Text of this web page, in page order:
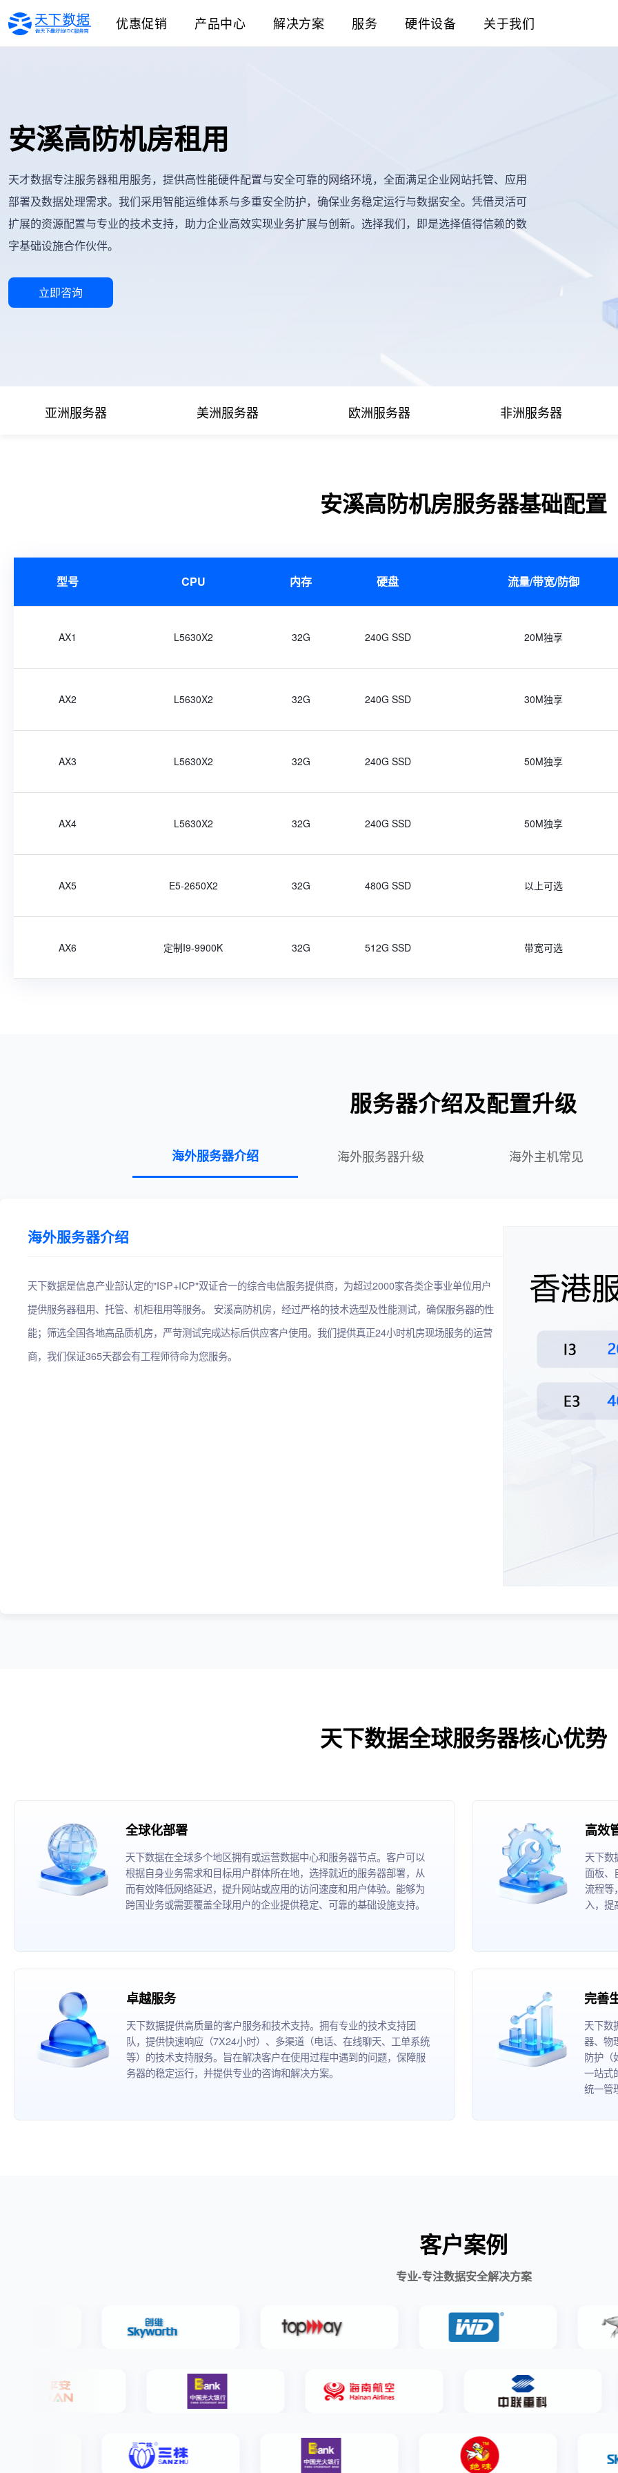
优惠促销 产品中心 解决方案 服务 硬件设备 关于我们
安溪高防机房租用
天才数据专注服务器租用服务，提供高性能硬件配置与安全可靠的网络环境，全面满足企业网站托管、应用
部署及数据处理需求。我们采用智能运维体系与多重安全防护，确保业务稳定运行与数据安全。凭借灵活可
扩展的资源配置与专业的技术支持，助力企业高效实现业务扩展与创新。选择我们，即是选择值得信赖的数
字基础设施合作伙伴。
立即咨询
亚洲服务器 美洲服务器 欧洲服务器 非洲服务器
安溪高防机房服务器基础配置
型号 CPU 内存 硬盘 流量/带宽/防御
AX1 L5630X2 32G 240G SSD 20M独享
AX2 L5630X2 32G 240G SSD 30M独享
AX3 L5630X2 32G 240G SSD 50M独享
AX4 L5630X2 32G 240G SSD 50M独享
AX5 E5-2650X2 32G 480G SSD 以上可选
AX6 定制I9-9900K 32G 512G SSD 带宽可选
服务器介绍及配置升级
海外服务器介绍 海外服务器升级 海外主机常见
海外服务器介绍
天下数据是信息产业部认定的"ISP+ICP"双证合一的综合电信服务提供商，为超过2000家各类企事业单位用户
提供服务器租用、托管、机柜租用等服务。 安溪高防机房，经过严格的技术选型及性能测试，确保服务器的性
能；筛选全国各地高品质机房，严苛测试完成达标后供应客户使用。我们提供真正24小时机房现场服务的运营
商，我们保证365天都会有工程师待命为您服务。
天下数据全球服务器核心优势
全球化部署
天下数据在全球多个地区拥有或运营数据中心和服务器节点。客户可以
根据自身业务需求和目标用户群体所在地，选择就近的服务器部署，从
而有效降低网络延迟，提升网站或应用的访问速度和用户体验。能够为
跨国业务或需要覆盖全球用户的企业提供稳定、可靠的基础设施支持。
高效
天下数
面板、
流程等
入，提
卓越服务
天下数据提供高质量的客户服务和技术支持。拥有专业的技术支持团
队，提供快速响应（7X24小时）、多渠道（电话、在线聊天、工单系统
等）的技术支持服务。旨在解决客户在使用过程中遇到的问题，保障服
务器的稳定运行，并提供专业的咨询和解决方案。
完善
天下数
器、物
防护（
一站式
统一管
客户案例
专业-专注数据安全解决方案